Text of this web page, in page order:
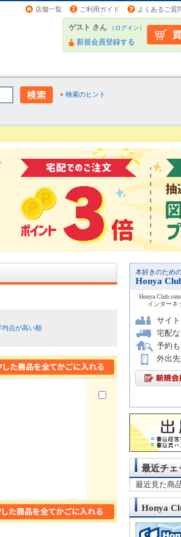
店舗一覧 ご利用ガイド よくあるご質
ゲスト さん （ログイン）
新規会員登録する
検索のヒント
均点が高い順
本好きのため
Honya
Honya
インターネ
サイ
宅配
予約
外出
最近チェ
最近見た商
Honya